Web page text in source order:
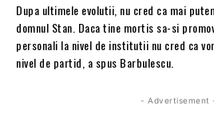
Dupa ultimele evolutii, nu cred ca mai
domnul Stan. Daca tine mortis sa-si
personali la nivel de institutii nu cred ca
nivel de partid, a spus Barbulescu.
- Advertisement